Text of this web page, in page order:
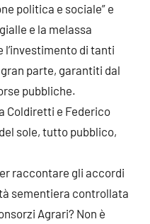
politica e sociale” e
e la melassa
l’investimento di tanti
parte, garantiti dal
pubbliche.
Coldiretti e Federico
sole, tutto pubblico,
raccontare gli accordi
sementiera controllata
Agrari? Non è